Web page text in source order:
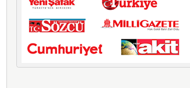
Eylül ayında kiralık sosyal konut
Kimlerin Emekli Aylığında Kesinti
Yapılacak?
Prim borcu olan emeklilerin